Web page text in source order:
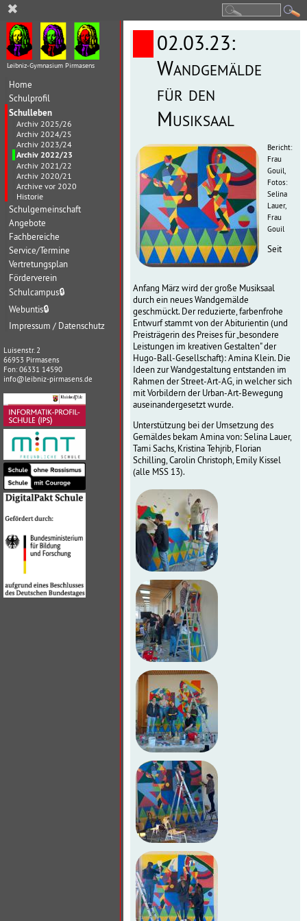
Leibniz-Gymnasium Pirmasens
Home
Schulprofil
Schulleben
Archiv 2025/26
Archiv 2024/25
Archiv 2023/24
Archiv 2022/23
Archiv 2021/22
Archiv 2020/21
Archive vor 2020
Historie
Schulgemeinschaft
Angebote
Fachbereiche
Service/Termine
Vertretungsplan
Förderverein
Schulcampus🔒
Webuntis🔒
Impressum / Datenschutz
Luisenstr. 2
66953 Pirmasens
Fon: 06331 14590
info@leibniz-pirmasens.de
02.03.23:
Wandgemälde
für den
Musiksaal
Bericht:
Frau
Gouil,
Fotos:
Selina
Lauer,
Frau
Gouil
Seit
Anfang März wird der große Musiksaal
durch ein neues Wandgemälde
geschmückt. Der reduzierte, farbenfrohe
Entwurf stammt von der Abiturientin (und
Preisträgerin des Preises für „besondere
Leistungen im kreativen Gestalten" der
Hugo-Ball-Gesellschaft): Amina Klein. Die
Ideen zur Wandgestaltung entstanden im
Rahmen der Street-Art-AG, in welcher sich
mit Vorbildern der Urban-Art-Bewegung
auseinandergesetzt wurde.
Unterstützung bei der Umsetzung des
Gemäldes bekam Amina von: Selina Lauer,
Tami Sachs, Kristina Tehjrib, Florian
Schilling, Carolin Christoph, Emily Kissel
(alle MSS 13).
✖